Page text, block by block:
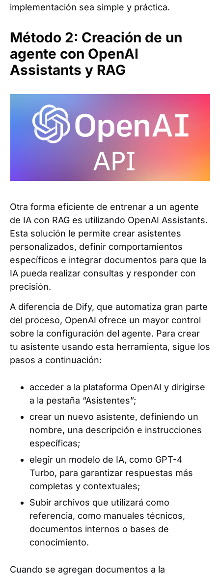
implementación sea simple y práctica.
Método 2: Creación de un
agente con OpenAI
Assistants y RAG
Otra forma eficiente de entrenar a un agente
de IA con RAG es utilizando OpenAI Assistants.
Esta solución le permite crear asistentes
personalizados, definir comportamientos
específicos e integrar documentos para que la
IA pueda realizar consultas y responder con
precisión.
A diferencia de Dify, que automatiza gran parte
del proceso, OpenAI ofrece un mayor control
sobre la configuración del agente. Para crear
tu asistente usando esta herramienta, sigue los
pasos a continuación:
acceder a la plataforma OpenAI y dirigirse
a la pestaña “Asistentes”;
crear un nuevo asistente, definiendo un
nombre, una descripción e instrucciones
específicas;
elegir un modelo de IA, como GPT-4
Turbo, para garantizar respuestas más
completas y contextuales;
Subir archivos que utilizará como
referencia, como manuales técnicos,
documentos internos o bases de
conocimiento.
Cuando se agregan documentos a la